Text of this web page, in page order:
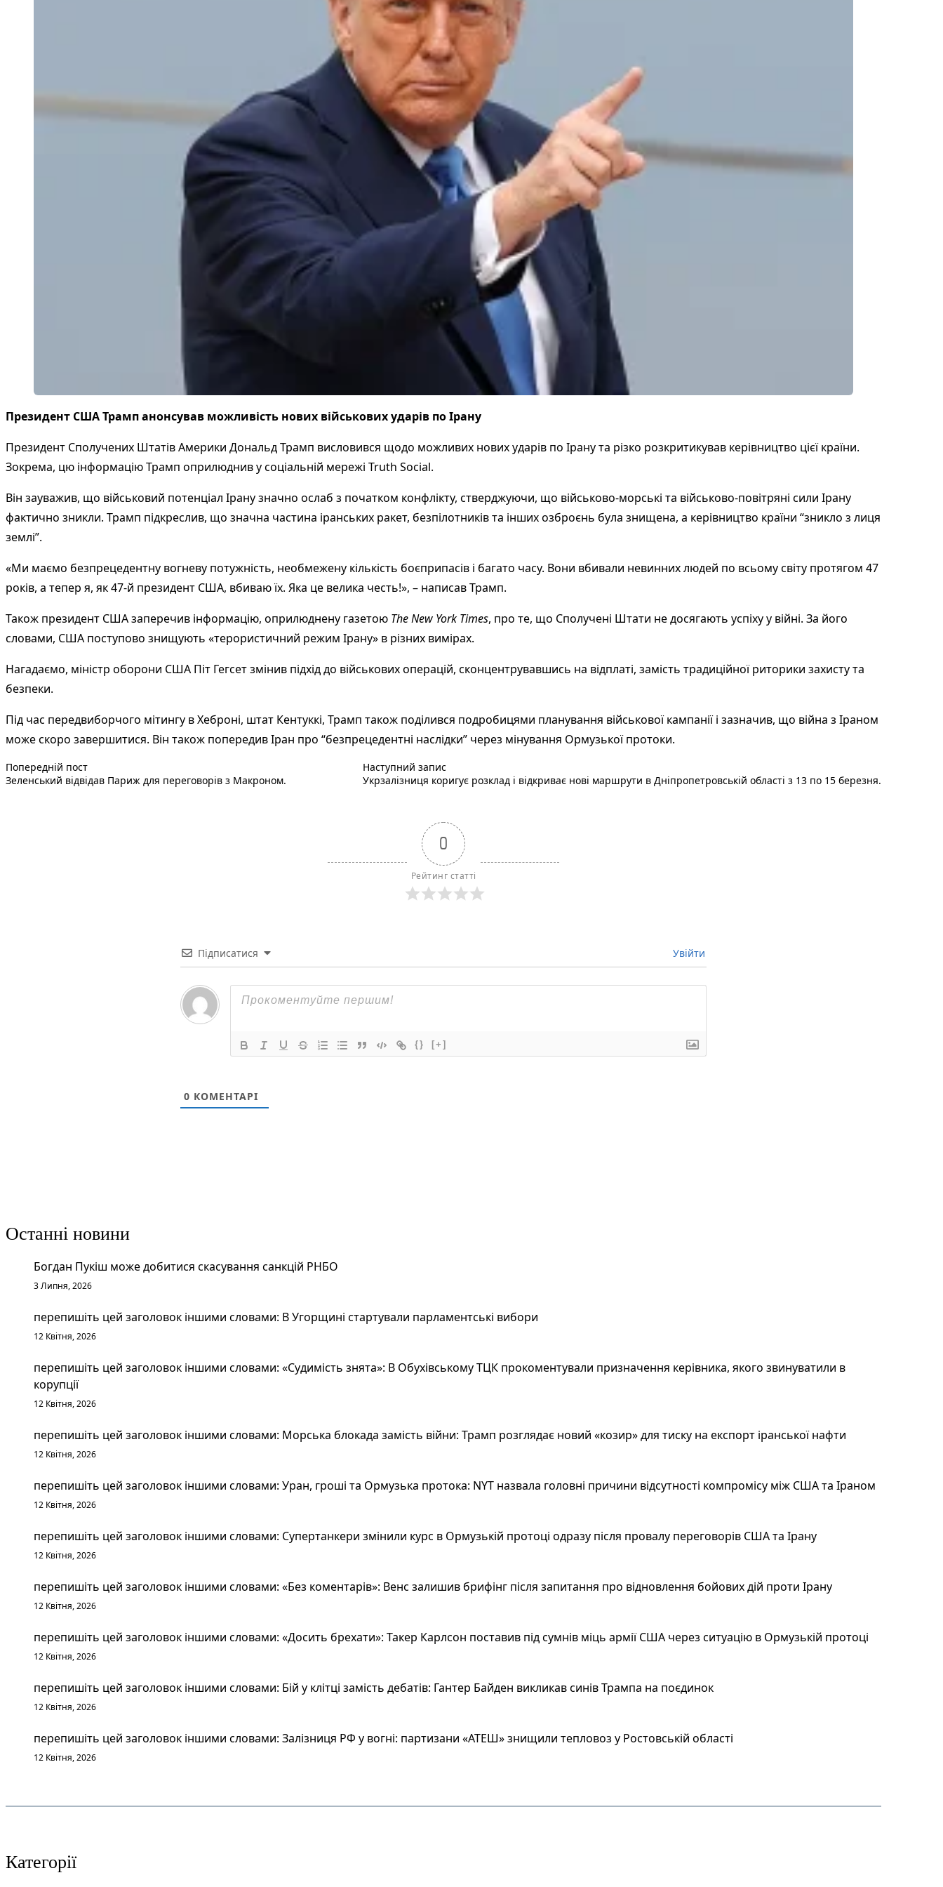
Президент США Трамп анонсував можливість нових військових ударів по Ірану
Президент Сполучених Штатів Америки Дональд Трамп висловився щодо можливих нових ударів по Ірану та різко розкритикував керівництво цієї країни.
Зокрема, цю інформацію Трамп оприлюднив у соціальній мережі Truth Social.
Він зауважив, що військовий потенціал Ірану значно ослаб з початком конфлікту, стверджуючи, що військово-морські та військово-повітряні сили Ірану
фактично зникли. Трамп підкреслив, що значна частина іранських ракет, безпілотників та інших озброєнь була знищена, а керівництво країни “зникло з лиця
землі”.
«Ми маємо безпрецедентну вогневу потужність, необмежену кількість боєприпасів і багато часу. Вони вбивали невинних людей по всьому світу протягом 47
років, а тепер я, як 47-й президент США, вбиваю їх. Яка це велика честь!», – написав Трамп.
Також президент США заперечив інформацію, оприлюднену газетою The New York Times, про те, що Сполучені Штати не досягають успіху у війні. За його
словами, США поступово знищують «терористичний режим Ірану» в різних вимірах.
Нагадаємо, міністр оборони США Піт Гегсет змінив підхід до військових операцій, сконцентрувавшись на відплаті, замість традиційної риторики захисту та
безпеки.
Під час передвиборчого мітингу в Хеброні, штат Кентуккі, Трамп також поділився подробицями планування військової кампанії і зазначив, що війна з Іраном
може скоро завершитися. Він також попередив Іран про “безпрецедентні наслідки” через мінування Ормузької протоки.
Навігація
записів
Попередній постПопередній запис:
Зеленський відвідав Париж для переговорів з Макроном.
Наступний записНаступний пост :
Укрзалізниця коригує розклад і відкриває нові маршрути в Дніпропетровській області з 13 по 15 березня.
0
Рейтинг статті
Підписатися Увійти
{} [+]
0 КОМЕНТАРІ
Останні новини
Богдан Пукіш може добитися скасування санкцій РНБО
3 Липня, 2026
перепишіть цей заголовок іншими словами: В Угорщині стартували парламентські вибори
12 Квітня, 2026
перепишіть цей заголовок іншими словами: «Судимість знята»: В Обухівському ТЦК прокоментували призначення керівника, якого звинуватили в
корупції
12 Квітня, 2026
перепишіть цей заголовок іншими словами: Морська блокада замість війни: Трамп розглядає новий «козир» для тиску на експорт іранської нафти
12 Квітня, 2026
перепишіть цей заголовок іншими словами: Уран, гроші та Ормузька протока: NYT назвала головні причини відсутності компромісу між США та Іраном
12 Квітня, 2026
перепишіть цей заголовок іншими словами: Супертанкери змінили курс в Ормузькій протоці одразу після провалу переговорів США та Ірану
12 Квітня, 2026
перепишіть цей заголовок іншими словами: «Без коментарів»: Венс залишив брифінг після запитання про відновлення бойових дій проти Ірану
12 Квітня, 2026
перепишіть цей заголовок іншими словами: «Досить брехати»: Такер Карлсон поставив під сумнів міць армії США через ситуацію в Ормузькій протоці
12 Квітня, 2026
перепишіть цей заголовок іншими словами: Бій у клітці замість дебатів: Гантер Байден викликав синів Трампа на поєдинок
12 Квітня, 2026
перепишіть цей заголовок іншими словами: Залізниця РФ у вогні: партизани «АТЕШ» знищили тепловоз у Ростовській області
12 Квітня, 2026
Категорії